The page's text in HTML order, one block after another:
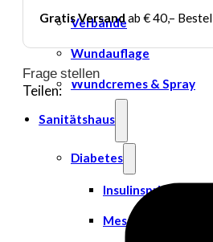
Verbände
Wundauflage
Wundcremes & Spray
Sanitätshaus
Diabetes
Insulinspritzen
Messgeräte
Gratis Versandab € 40,–
Frage stellen
Teilen: